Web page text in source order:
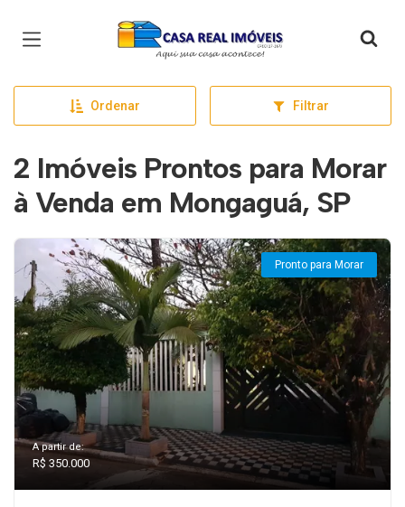
Página inicial
Ordenar Filtrar
2 Imóveis Prontos para Morar
à Venda em Mongaguá, SP
Pronto para Morar
A partir de:
R$ 350.000